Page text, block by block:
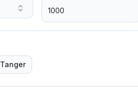
Tanger